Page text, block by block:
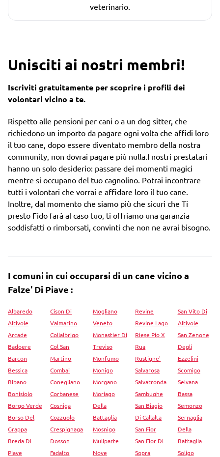
veterinario.
Unisciti ai nostri membri!
Iscriviti gratuitamente per scoprire i profili dei
volontari vicino a te.
Rispetto alle pensioni per cani o a un dog sitter, che
richiedono un importo da pagare ogni volta che affidi loro
il tuo cane, dopo essere diventato membro della nostra
community, non dovrai pagare più nulla.I nostri prestatari
hanno un solo desiderio: passare dei momenti magici
mentre si occupano del tuo cagnolino. Potrai incontrare
tutti i volontari che vorrai e affidare loro il tuo cane.
Inoltre, dal momento che siamo più che sicuri che Ti
presto Fido farà al caso tuo, ti offriamo una garanzia
soddisfatti o rimborsati, convinti che non ne avrai bisogno.
I comuni in cui occuparsi di un cane vicino a
Falze' Di Piave :
Albaredo
Altivole
Arcade
Badoere
Barcon
Bessica
Bibano
Bonisiolo
Borgo Verde
Borso Del
Grappa
Breda Di
Piave
Cison Di
Valmarino
Collalbrigo
Col San
Martino
Combai
Conegliano
Corbanese
Cosniga
Cozzuolo
Crespignaga
Dosson
Fadalto
Mogliano
Veneto
Monastier Di
Treviso
Monfumo
Monigo
Morgano
Moriago
Della
Battaglia
Mosnigo
Muliparte
Nove
Revine
Revine Lago
Riese Pio X
Rua
Rustigne'
Salvarosa
Salvatronda
Sambughe
San Biagio
Di Callalta
San Fior
San Fior Di
Sopra
San Vito Di
Altivole
San Zenone
Degli
Ezzelini
Scomigo
Selvana
Bassa
Semonzo
Sernaglia
Della
Battaglia
Soligo